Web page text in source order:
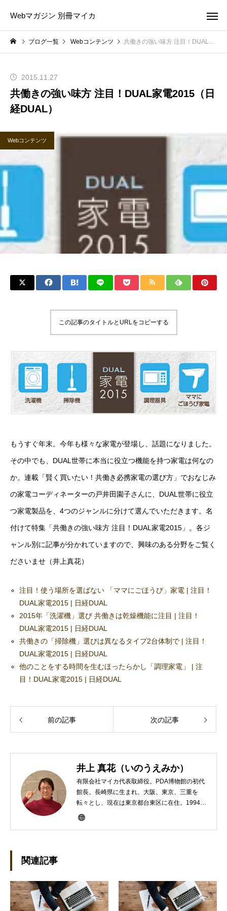
Webマガジン 別冊マイカ
ブログ一覧 Webコンテンツ 共働きの強い味方 注目！DUAL家電2015（日経DUAL）
2015.11.27
共働きの強い味方 注目！DUAL家電2015（日
経DUAL）
Webコンテンツ
この記事のタイトルとURLをコピーする
もうすぐ年末。今年も様々な家電が登場し、話題になりました。
その中でも、DUAL世帯に本当に役立つ機能を持つ家電は何なの
か。連載「賢く買いたい！共働き必携家電の選び方」でおなじみ
の家電コーディネーターの戸井田園子さんに、DUAL世帯に役立
つ家電製品を、4つのジャンルに分けて選んでいただきます。名
付けて特集「共働きの強い味方 注目！DUAL家電2015」。各ジ
ャンル別に記事が分かれていますので、興味のある分野をご覧く
ださいませ（井上真花）
注目！使う場所を選ばない 「ママにごほうび」家電 | 注目！
DUAL家電2015 | 日経DUAL
2015年「洗濯機」選び 共働きは乾燥機能に注目 | 注目！
DUAL家電2015 | 日経DUAL
共働きの「掃除機」選びは異なるタイプ2台体制で | 注目！
DUAL家電2015 | 日経DUAL
他のことをする時間を生むほったらかし「調理家電」 | 注
目！DUAL家電2015 | 日経DUAL
前の記事 次の記事
井上 真花（いのうえみか）
有限会社マイカ代表取締役。PDA博物館の初代
館長。長崎県に生まれ、大阪、東京、三重を
転々とし、現在は東京都台東区に在住。1994年
にHP100LXと出会ったのをきかっけに、フリ
制作。プライベートでは、井上円了哲学塾の第
一期修了生として「哲学カフェ＠神保町」の世
関連記事